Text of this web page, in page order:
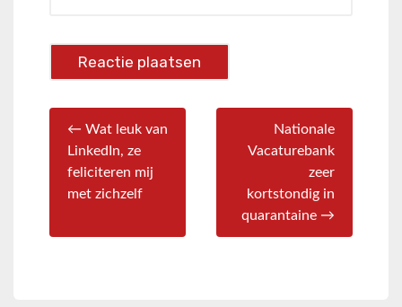
← Wat leuk van
LinkedIn, ze
feliciteren mij
met zichzelf
Nationale
Vacaturebank
zeer
kortstondig in
quarantaine →